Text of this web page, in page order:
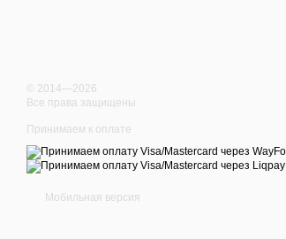
© 2014—2026
Все права защищены
Принимаем к оплате
Мобильная версия